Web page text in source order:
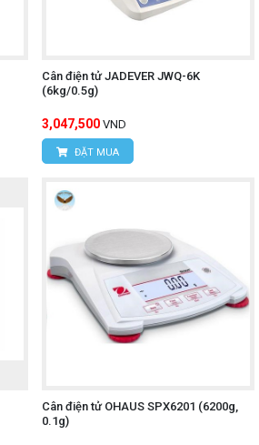
Cân điện tử JADEVER JWQ-6K
(6kg/0.5g)
3,047,500 VND
ĐẶT MUA
Cân điện tử OHAUS SPX6201 (6200g,
0.1g)